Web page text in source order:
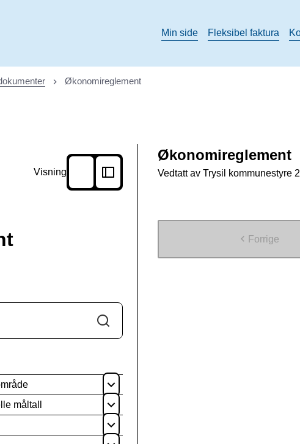
Min side
Fleksibel faktura
Økonomireglement
Visning
Søk
Åpne
måltall
Åpne
Åpne
Økonomireglement
Vedtatt av Trysil kommunestyre
Forrige